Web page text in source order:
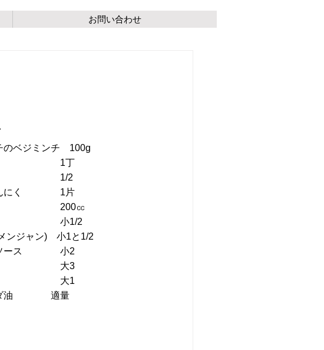
お問い合わせ
のベジミンチ　100g
　　　　　　1丁
　　　　　　1/2
にく　　　　1片
　　　　　　200㏄
　　　　　小1/2
ンジャン)　小1と1/2
ース　　　　小2
　　　　　　大3
　　　　　　大1
油　　　　適量